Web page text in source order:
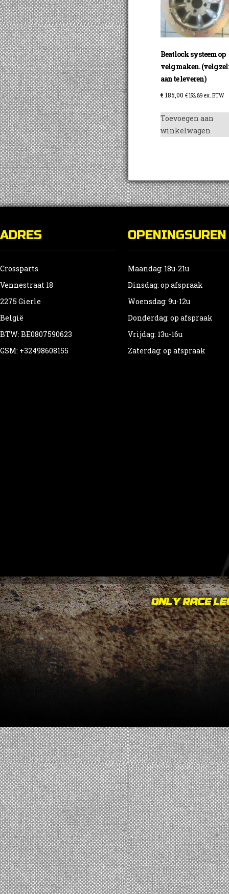
Beatlock systeem op
velg maken. (velg
aan te leveren)
€185,00 € 152,89 ex. BTW
Toevoegen aan
winkelwagen
ADRES
Crossparts
Vennestraat 18
2275 Gierle
België
BTW: BE0807590623
GSM: +32498608155
OPENINGSUREN
Maandag: 18u-21u
Dinsdag: op afspraak
Woensdag: 9u-12u
Donderdag: op afspraak
Vrijdag: 13u-16u
Zaterdag: op afspraak